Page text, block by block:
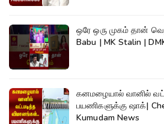
ஒரே ஒரு முகம் தான் வெற்றி முகம் |
Babu | MK Stalin |
கனமழையால் வானில்
பயணிகளுக்கு ஷாக்|
Kumudam News